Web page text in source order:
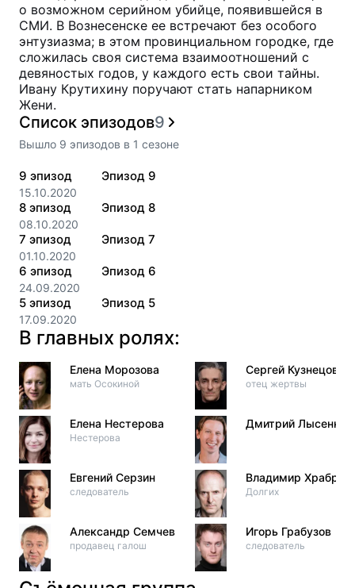
о возможном серийном убийце, появившейся в
СМИ. В Вознесенске ее встречают без особого
энтузиазма; в этом провинциальном городке, где
сложилась своя система взаимоотношений с
девяностых годов, у каждого есть свои тайны.
Ивану Крутихину поручают стать напарником
Жени.
Список эпизодов9
Вышло 9 эпизодов в 1 сезоне
9 эпизод
15.10.2020
Эпизод 9
8 эпизод
08.10.2020
Эпизод 8
7 эпизод
01.10.2020
Эпизод 7
6 эпизод
24.09.2020
Эпизод 6
5 эпизод
17.09.2020
Эпизод 5
В главных ролях:
Елена Морозова
мать Осокиной
Елена Нестерова
Нестерова
Евгений Серзин
следователь
Александр Семчев
продавец галош
Сергей Кузнецов
отец жертвы
Дмитрий Лысенков
Владимир Храбров
Долгих
Игорь Грабузов
следователь